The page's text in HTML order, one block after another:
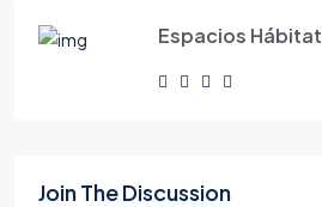
Espacios Hábitat
Join The Discussion